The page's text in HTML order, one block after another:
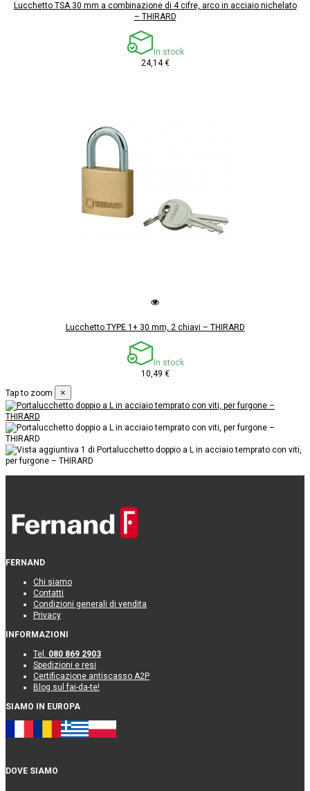
Lucchetto TSA 30 mm a combinazione di 4 cifre, arco in acciaio nichelato
– THIRARD
In stock
24,14 €
Lucchetto TYPE 1+ 30 mm, 2 chiavi – THIRARD
In stock
10,49 €
Tap to zoom
×
FERNAND
Chi siamo
Contatti
Condizioni generali di vendita
Privacy
INFORMAZIONI
Tel. 080 869 2903
Spedizioni e resi
Certificazione antiscasso A2P
Blog sul fai-da-te!
SIAMO IN EUROPA
DOVE SIAMO